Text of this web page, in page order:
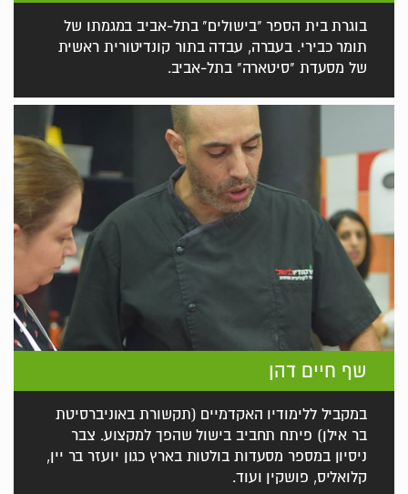
בוגרת בית הספר "בישולים" בתל-אביב במגמתו של
תומר כבירי. בעברה, עבדה בתור קונדיטורית ראשית
של מסעדת "סיטארה" בתל-אביב.
שף חיים דהן
במקביל ללימודיו האקדמיים (תקשורת באוניברסיטת
בר אילן) פיתח תחביב בישול שהפך למקצוע. צבר
ניסיון במספר מסעדות בולטות בארץ כגון יועזר בר יין,
קלואליס, פושקין ועוד.